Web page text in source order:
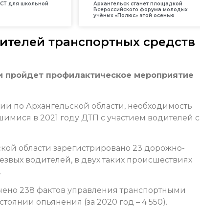
для школьной
Архангельск станет площадкой
Всероссийского форума молодых
учёных «Полюс» этой осенью
транспортных средств
пройдет профилактическое мероприятие
по Архангельской области, необходимость
в 2021 году ДТП с участием водителей с
области зарегистрировано 23 дорожно-
водителей, в двух таких происшествиях
238 фактов управления транспортными
опьянения (за 2020 год – 4 550).